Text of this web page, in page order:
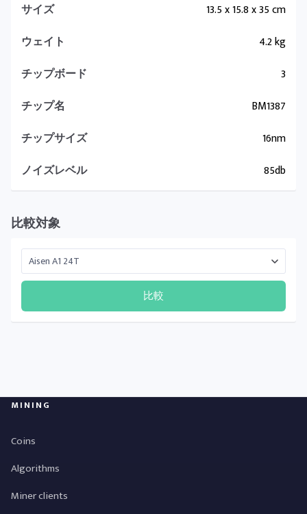
サイズ
13.5 x 15.8 x 35 cm
ウェイト
4.2 kg
チップボード
3
チップ名
BM1387
チップサイズ
16nm
ノイズレベル
85db
比較対象
比較
MINING
Coins
Algorithms
Miner clients